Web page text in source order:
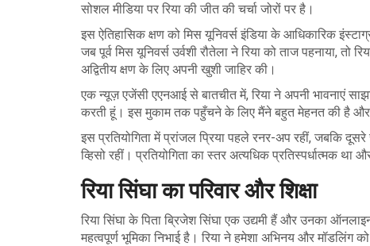
सोशल मीडिया पर रिया की जीत की चर्चा जोरों पर है।
इस ऐतिहासिक क्षण को मिस यूनिवर्स इंडिया के आधिकारिक
जब पूर्व मिस यूनिवर्स उर्वशी रौतेला ने रिया को ताज पहनाया,
अद्वितीय क्षण के लिए अपनी खुशी जाहिर की।
एक न्यूज़ एजेंसी एएनआई से बातचीत में, रिया ने अपनी भावनाएं
करती हूं। इस मुकाम तक पहुँचने के लिए मैंने बहुत मेहनत की है और
इस प्रतियोगिता में प्रांजल प्रिया पहले रनर-अप रहीं, जबकि
व्हिसो रहीं। प्रतियोगिता का स्तर अत्यधिक प्रतिस्पर्धात्मक था
रिया सिंघा का परिवार और शिक्षा
रिया सिंघा के पिता ब्रिजेश सिंघा एक उद्यमी हैं और उनका
महत्वपूर्ण भूमिका निभाई है। रिया ने हमेशा अभिनय और मॉडलिंग